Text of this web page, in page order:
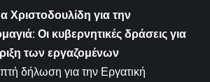
Χριστοδουλίδη για την
Οι κυβερνητικές δράσεις για
των εργαζομένων
δήλωση για την Εργατική